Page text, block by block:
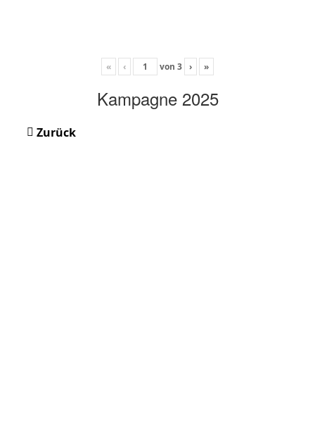
« ‹ von 3 › »
Kampagne 2025
Zurück